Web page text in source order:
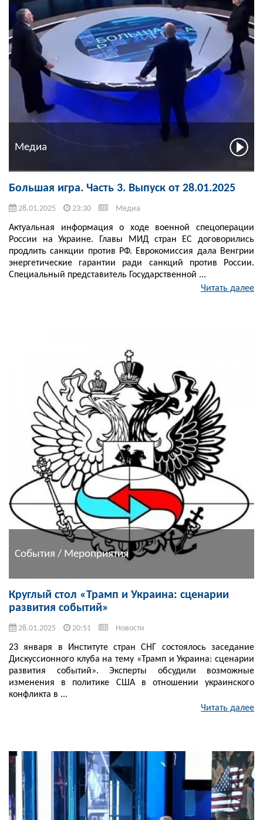
Медиа
Большая игра. Часть 3. Выпуск от 28.01.2025
28.01.2025 23:30 Медиа
Актуальная информация о ходе военной спецоперации
России на Украине. Главы МИД стран ЕС договорились
продлить санкции против РФ. Еврокомиссия дала Венгрии
энергетические гарантии ради санкций против России.
Специальный представитель Государственной ...
Читать далее
События / Мероприятия
Круглый стол «Трамп и Украина: сценарии
развития событий»
28.01.2025 20:51 Новости
23 января в Институте стран СНГ состоялось заседание
Дискуссионного клуба на тему «Трамп и Украина: сценарии
развития событий». Эксперты обсудили возможные
изменения в политике США в отношении украинского
конфликта в ...
Читать далее